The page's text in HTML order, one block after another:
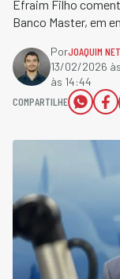
Efraim Filho
Banco Master, em
PorJOAQUIM
13/02/2026
às 14:44
COMPARTILHE